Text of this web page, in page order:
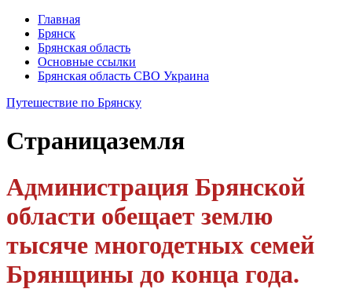
Главная
Брянск
Брянская область
Основные ссылки
Брянская область СВО Украина
Путешествие по Брянску
Страницаземля
Администрация Брянской
области обещает землю
тысяче многодетных семей
Брянщины до конца года.